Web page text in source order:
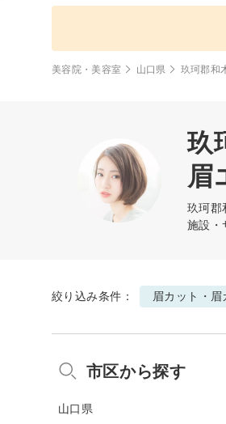
美容院・美容室 山口県 玖珂郡和
玖
眉
玖珂郡
施設・
絞り込み条件： 眉カット・
市区から探す
山口県